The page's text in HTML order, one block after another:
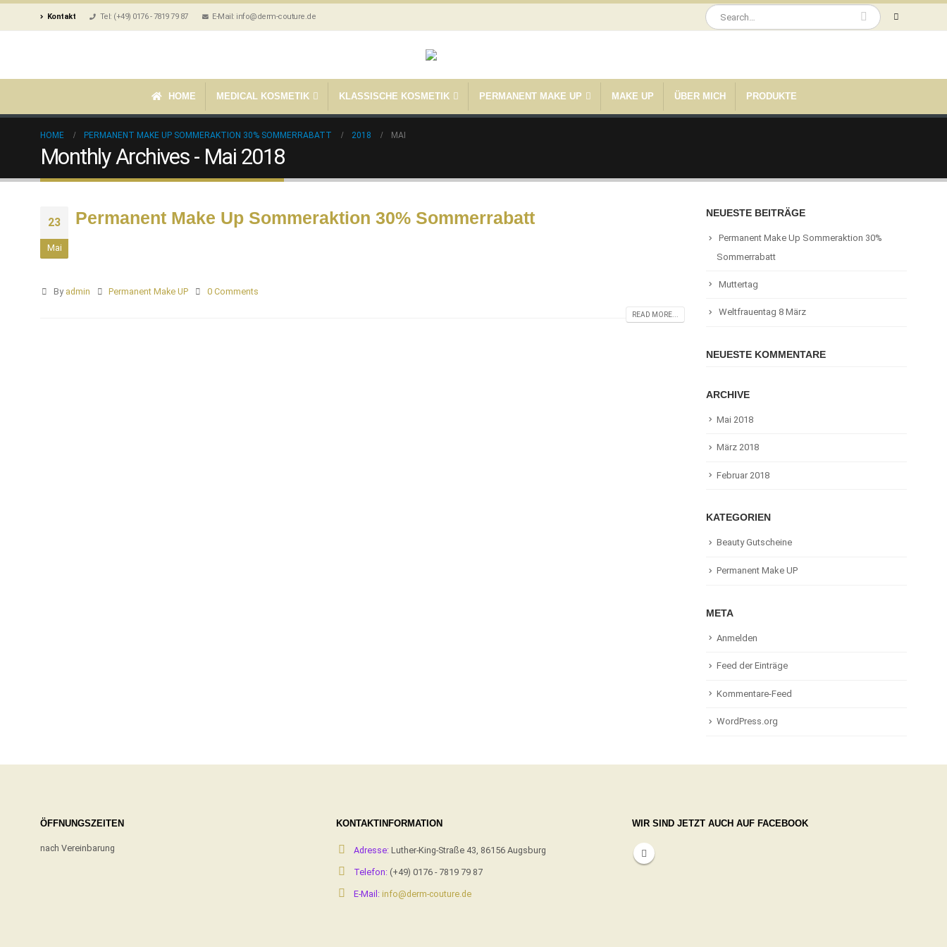
Kontakt Tel: (+49) 0176 - 7819 79 87 E-Mail: info@derm-couture.de
HOME MEDICAL KOSMETIK KLASSISCHE KOSMETIK PERMANENT MAKE UP MAKE UP ÜBER MICH PRODUKTE
HOME PERMANENT MAKE UP SOMMERAKTION 30% SOMMERRABATT 2018 MAI
Monthly Archives - Mai 2018
23
Mai
Permanent Make Up Sommeraktion 30% Sommerrabatt
By admin Permanent Make UP 0 Comments
READ MORE...
NEUESTE BEITRÄGE
Permanent Make Up Sommeraktion 30%
Sommerrabatt
Muttertag
Weltfrauentag 8 März
NEUESTE KOMMENTARE
ARCHIVE
Mai 2018
März 2018
Februar 2018
KATEGORIEN
Beauty Gutscheine
Permanent Make UP
META
Anmelden
Feed der Einträge
Kommentare-Feed
WordPress.org
ÖFFNUNGSZEITEN
nach Vereinbarung
KONTAKTINFORMATION
Adresse: Luther-King-Straße 43, 86156 Augsburg
Telefon: (+49) 0176 - 7819 79 87
E-Mail: info@derm-couture.de
WIR SIND JETZT AUCH AUF FACEBOOK